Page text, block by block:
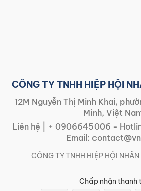
CÔNG TY TNHH HIỆP HỘI
12M Nguyễn Thị Minh Khai,
Minh, Việt
Liên hệ |
+ 0906645006 -
Email:
CÔNG TY TNHH HIỆP HỘI
Chấp nhận thanh